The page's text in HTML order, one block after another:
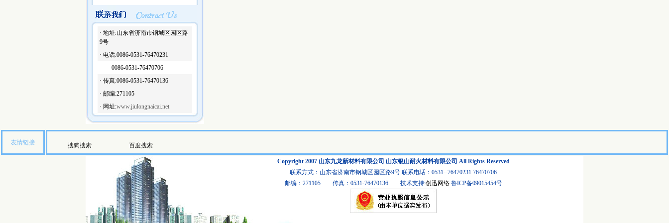
山东九龙新材料有限公司
山东银山耐火材料有限公司
· 地址:山东省济南市钢城区园区路
9号
· 电话:0086-0531-76470231
0086-0531-76470706
· 传真:0086-0531-76470136
· 邮编:271105
· 网址:www.jiulongnaicai.net
友情链接 搜狗搜索 百度搜索
Copyright 2007 山东九龙新材料有限公司 山东银山耐火材料有限公司 All Rights Reserved
联系方式：山东省济南市钢城区园区路9号 联系电话：0531--76470231 76470706
邮编：271105 传真：0531-76470136 技术支持:创迅网络鲁ICP备09015454号